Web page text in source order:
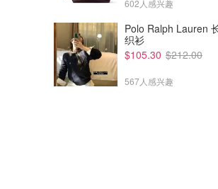
602人感兴趣
Polo Ralph Lauren 长袖麻花针
织衫
$105.30 $212.00
567人感兴趣